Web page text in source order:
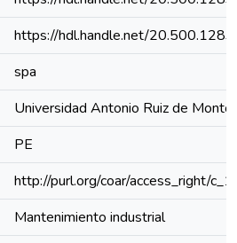
https://hdl.handle.net/
spa
Universidad Antonio Ruiz de
PE
http://purl.org/coar/access_right/
Mantenimiento industrial